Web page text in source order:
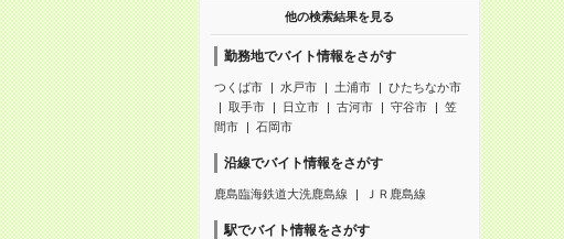
他の検索結果を見る
勤務地でバイト情報をさがす
つくば市 水戸市 土浦市
ひたちなか市
取手市
日立市 古河市 守谷市
笠
間市
石岡市
沿線でバイト情報をさがす
鹿島臨海鉄道大洗鹿島線 ＪＲ鹿島線
駅でバイト情報をさがす